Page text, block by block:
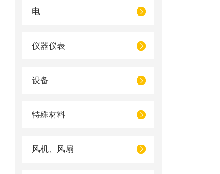
电
仪器仪表
设备
特殊材料
风机、风扇